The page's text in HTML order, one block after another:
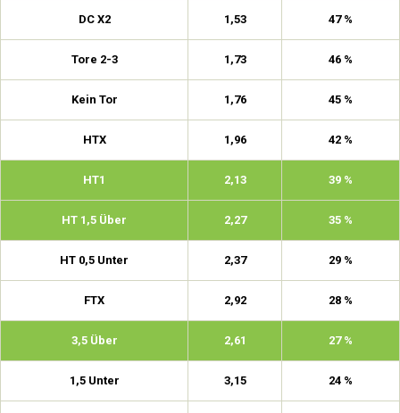
DC X2 1,53 47 %
Tore 2-3 1,73 46 %
Kein Tor 1,76 45 %
HTX 1,96 42 %
HT1 2,13 39 %
HT 1,5 Über 2,27 35 %
HT 0,5 Unter 2,37 29 %
FTX 2,92 28 %
3,5 Über 2,61 27 %
1,5 Unter 3,15 24 %